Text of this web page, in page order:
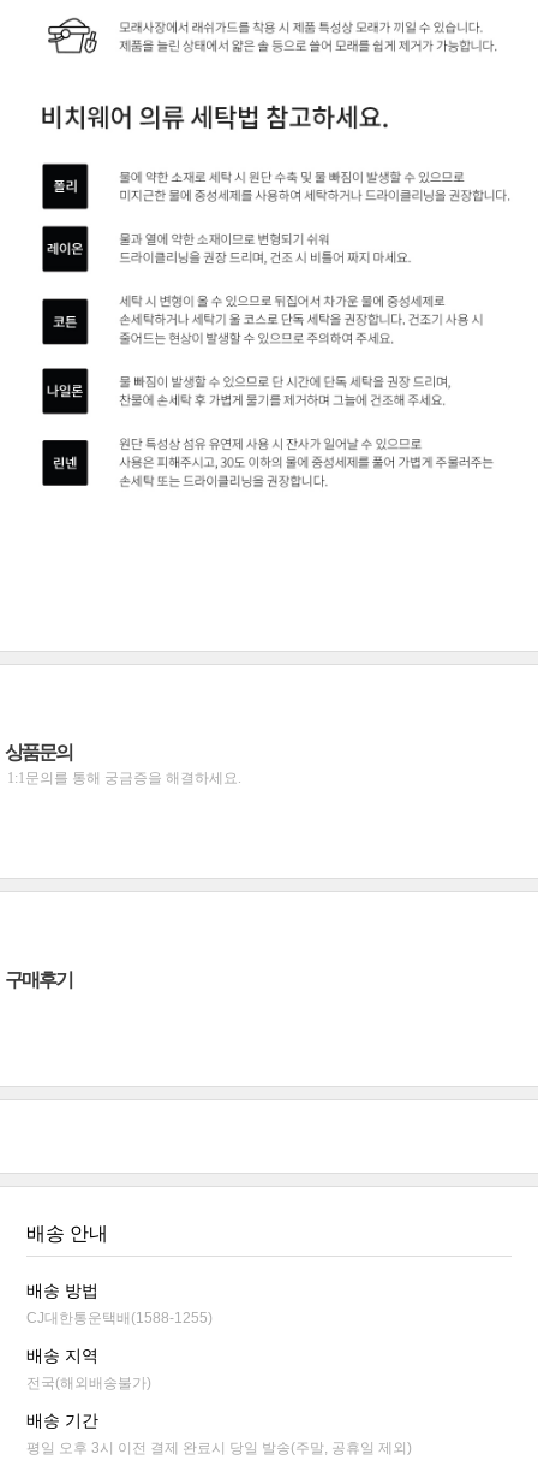
상품문의
1:1문의를 통해 궁금증을 해결하세요.
구매후기
배송 안내
배송 방법
CJ대한통운택배(1588-1255)
배송 지역
전국(해외배송불가)
배송 기간
평일 오후 3시 이전 결제 완료시 당일 발송(주말, 공휴일 제외)